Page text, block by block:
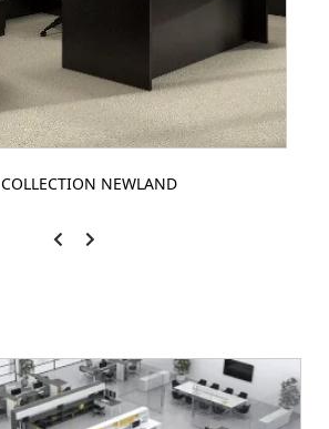
COLLECTION NEWLAND